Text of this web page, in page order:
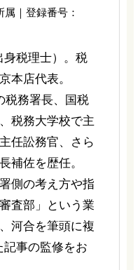
属｜登録番号：
身税理士）。税
本店代表。
税務署長、国税
税務大学校で主
任訟務官、さら
補佐を歴任。
側の考え方や指
査部」という業
河合を筆頭に複
事の監修をお